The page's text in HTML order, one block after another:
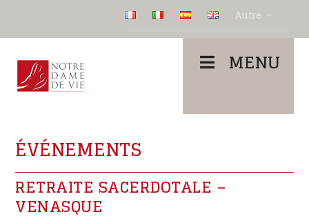
Autre
MENU
ÉVÉNEMENTS
RETRAITE SACERDOTALE –
VENASQUE